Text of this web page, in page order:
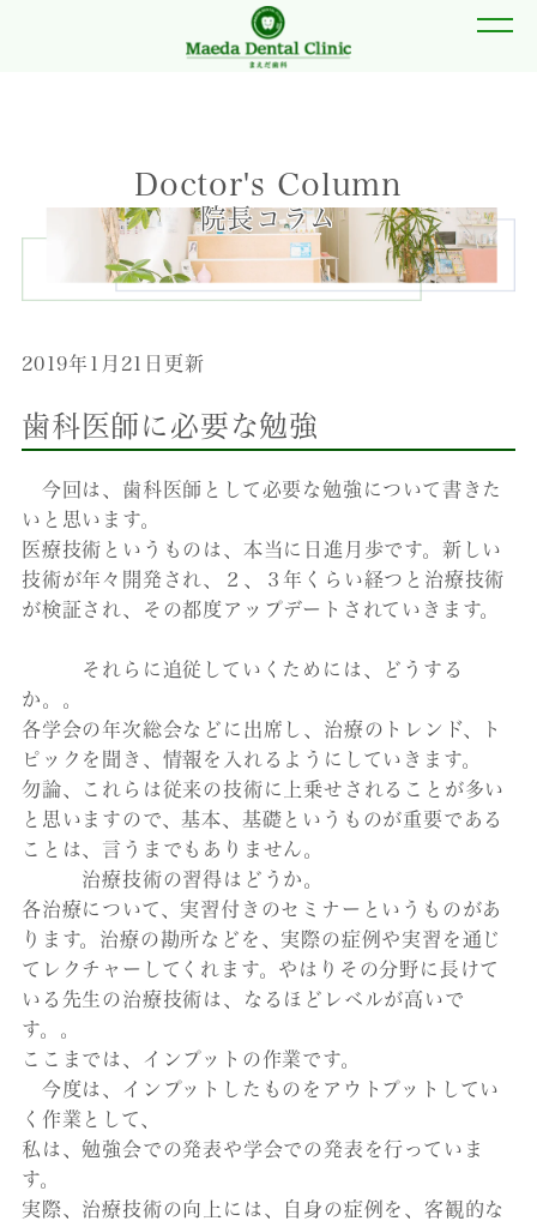
Doctor's Column
院長コラム
2019年1月21日更新
歯科医師に必要な勉強
今回は、歯科医師として必要な勉強について書きた
いと思います。
医療技術というものは、本当に日進月歩です。新しい
技術が年々開発され、２、３年くらい経つと治療技術
が検証され、その都度アップデートされていきます。
それらに追従していくためには、どうする
か。。
各学会の年次総会などに出席し、治療のトレンド、ト
ピックを聞き、情報を入れるようにしていきます。
勿論、これらは従来の技術に上乗せされることが多い
と思いますので、基本、基礎というものが重要である
ことは、言うまでもありません。
治療技術の習得はどうか。
各治療について、実習付きのセミナーというものがあ
ります。治療の勘所などを、実際の症例や実習を通じ
てレクチャーしてくれます。やはりその分野に長けて
いる先生の治療技術は、なるほどレベルが高いで
す。。
ここまでは、インプットの作業です。
今度は、インプットしたものをアウトプットしてい
く作業として、
私は、勉強会での発表や学会での発表を行っていま
す。
実際、治療技術の向上には、自身の症例を、客観的な